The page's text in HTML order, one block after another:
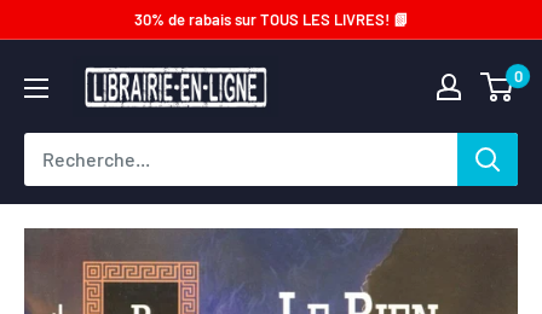
contenu
30% de rabais sur TOUS LES LIVRES! 📗
Librairie-
en-
ligne.com
0